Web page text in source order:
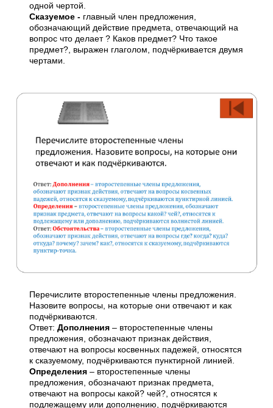
одной чертой.
Сказуемое - главный член предложения,
обозначающий действие предмета, отвечающий на
вопрос что делает ? Каков предмет? Что такое
предмет?, выражен глаголом, подчёркивается двумя
чертами.
Перечислите второстепенные члены предложения.
Назовите вопросы, на которые они отвечают и как
подчёркиваются.
Ответ: Дополнения – второстепенные члены
предложения, обозначают признак действия,
отвечают на вопросы косвенных падежей, относятся
к сказуемому, подчёркиваются пунктирной линией.
Определения – второстепенные члены
предложения, обозначают признак предмета,
отвечают на вопросы какой? чей?, относятся к
подлежащему или дополнению, подчёркиваются